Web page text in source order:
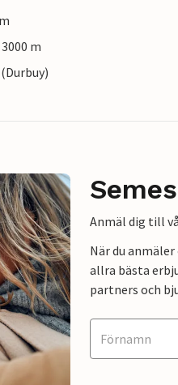
m
Anmäl dig till
När du
allra bästa
partners och